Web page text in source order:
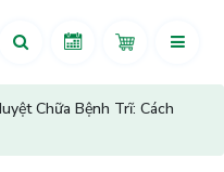
Chữa Bệnh Trĩ: Cách